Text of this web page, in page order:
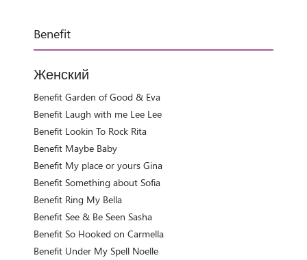
Benefit
Женский
Benefit Garden of Good & Eva
Benefit Laugh with me Lee Lee
Benefit Lookin To Rock Rita
Benefit Maybe Baby
Benefit My place or yours Gina
Benefit Something about Sofia
Benefit Ring My Bella
Benefit See & Be Seen Sasha
Benefit So Hooked on Carmella
Benefit Under My Spell Noelle